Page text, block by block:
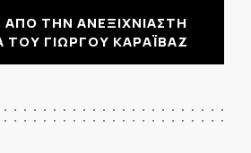
ΑΠΟ ΤΗΝ ΑΝΕΞΙΧΝΙΑΣΤΗ
ΓΙΩΡΓΟΥ ΚΑΡΑΪΒΑΖ